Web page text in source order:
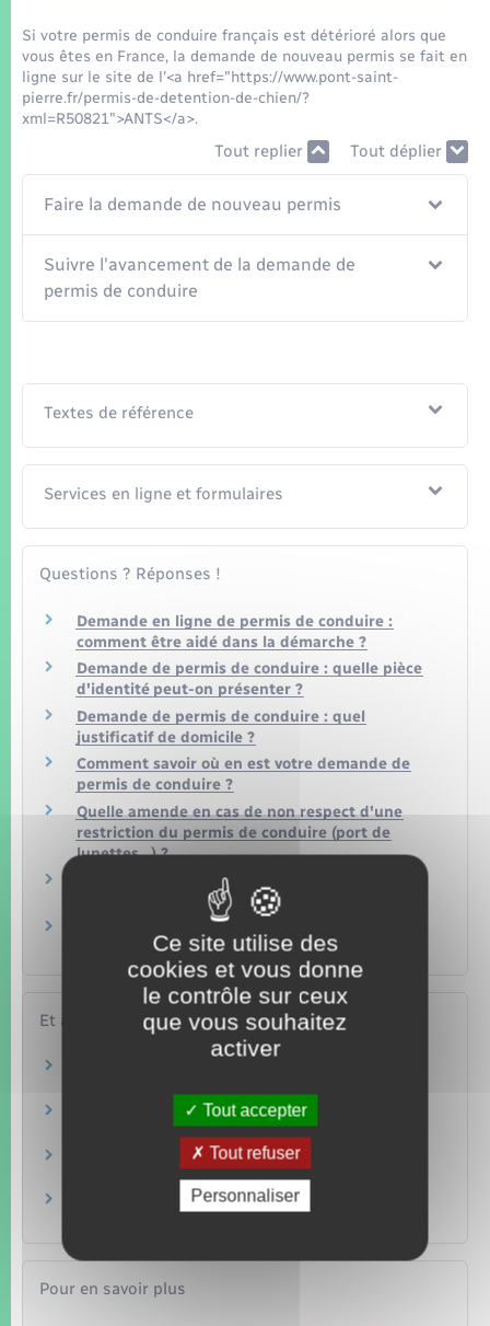
Voirie et espace public
Si votre permis de conduire français est détérioré alors que
vous êtes en France, la demande de nouveau permis se fait en
ligne sur le site de l'<a href="https://www.pont-saint-
pierre.fr/permis-de-detention-de-chien/?
xml=R50821">ANTS</a>.
Tout replier Tout déplier
Faire la demande de nouveau permis
Suivre l'avancement de la demande de
permis de conduire
Textes de référence
Services en ligne et formulaires
Questions ? Réponses !
Demande en ligne de permis de conduire :
comment être aidé dans la démarche ?
Demande de permis de conduire : quelle pièce
d'identité peut-on présenter ?
Demande de permis de conduire : quel
justificatif de domicile ?
Comment savoir où en est votre demande de
permis de conduire ?
Quelle amende en cas de non respect d'une
restriction du permis de conduire (port de
lunettes…) ?
Quelle est la durée de validité d'un permis de
Comment signaler une erreur sur votre permis
de conduire ?
Et aussi
Infractions routières
Transports – Mobilité
Perte du permis de conduire français
Vol du permis de conduire
Pour en savoir plus
Ce site utilise des
cookies et vous donne
le contrôle sur ceux
que vous souhaitez
activer
Tout accepter
Tout refuser
Personnaliser